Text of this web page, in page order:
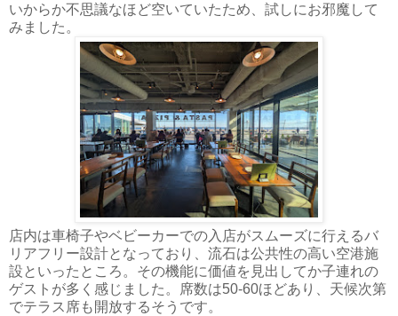
いからか不思議なほど空いていたため、試しにお邪魔して
みました。
店内は車椅子やベビーカーでの入店がスムーズに行えるバ
リアフリー設計となっており、流石は公共性の高い空港施
設といったところ。その機能に価値を見出してか子連れの
ゲストが多く感じました。席数は50-60ほどあり、天候次第
でテラス席も開放するそうです。